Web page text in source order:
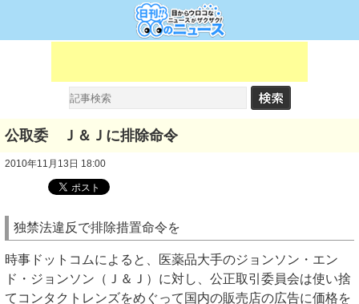
公取委 Ｊ＆Ｊに排除命令
2010年11月13日 18:00
独禁法違反で排除措置命令を
時事ドットコムによると、医薬品大手のジョンソン・エン
ド・ジョンソン（Ｊ＆Ｊ）に対し、公正取引委員会は使い捨
てコンタクトレンズをめぐって国内の販売店の広告に価格を